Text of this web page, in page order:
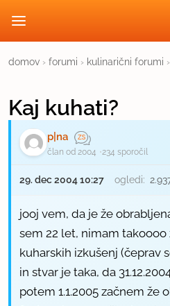
domov › forumi › kulinarični forumi ›
Kaj kuhati?
p|na
član od 2004 234 sporočil
29. dec 2004 10:27 ogledi:
jooj vem, da je že
sem 22 let, nimam
kuharskih izkušenj (čeprav
in stvar je taka, da
potem 1.1.2005 začnem že